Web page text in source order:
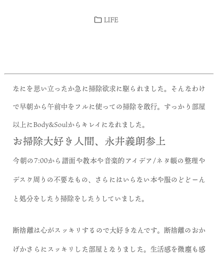
LIFE
なにを思い立ったか急に掃除欲求に駆られました。そんなわけ
で早朝から午前中をフルに使っての掃除を敢行。すっかり部屋
以上にBody&Soulからキレイになれました。
お掃除大好き人間、永井義朗参上
今朝の7:00から譜面や教本や音楽的アイデア/ネタ帳の整理や
デスク周りの不要なもの、さらにはいらない本や服のどどーん
と処分をしたり掃除をしたりしていました。
断捨離は心がスッキリするので大好きなんです。断捨離のおか
げかさらにスッキリした部屋となりました。生活感を微塵も感